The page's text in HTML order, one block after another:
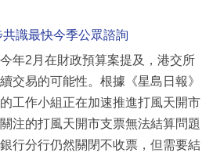
識最快今季公眾諮詢
年2月在財政預算案提及，港交所
交易的可能性。根據《星島日報》
工作小組正在加速推進打風天開市
注的打風天開市支票無法結算問題
行分行仍然關閉不收票，但需要結